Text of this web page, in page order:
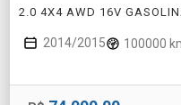
2.0 4X4 AWD 16V
2014/2015 100000